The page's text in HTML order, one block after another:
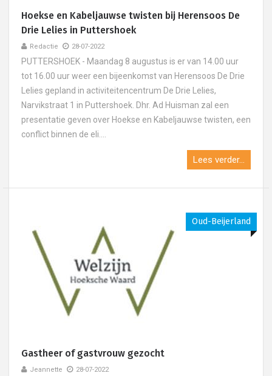
Hoekse en Kabeljauwse twisten bij Herensoos De
Drie Lelies in Puttershoek
Redactie 28-07-2022
PUTTERSHOEK - Maandag 8 augustus is er van 14.00 uur
tot 16.00 uur weer een bijeenkomst van Herensoos De Drie
Lelies gepland in activiteitencentrum De Drie Lelies,
Narvikstraat 1 in Puttershoek. Dhr. Ad Huisman zal een
presentatie geven over Hoekse en Kabeljauwse twisten, een
conflict binnen de eli....
Lees verder...
Oud-Beijerland
Gastheer of gastvrouw gezocht
Jeannette 28-07-2022